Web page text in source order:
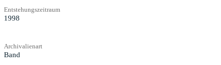
Entstehungszeitraum
1998
Archivalienart
Band